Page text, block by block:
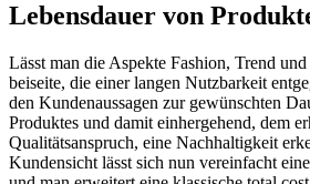
Lebensdauer von
Lässt man die Aspekte Fashion, Trend
beiseite, die einer langen Nutzbarkeit
den Kundenaussagen zur gewünschten
Produktes und damit einhergehend, dem
Qualitätsanspruch, eine Nachhaltigkeit
Kundensicht lässt sich nun vereinfacht